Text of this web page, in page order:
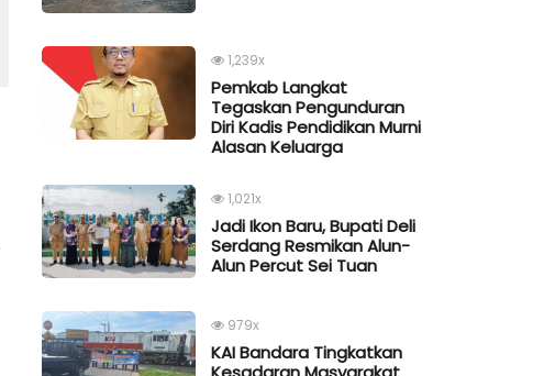
1,239x
Pemkab Langkat
Tegaskan Pengunduran
Diri Kadis Pendidikan Murni
Alasan Keluarga
1,021x
Jadi Ikon Baru, Bupati Deli
Serdang Resmikan Alun-
Alun Percut Sei Tuan
979x
KAI Bandara Tingkatkan